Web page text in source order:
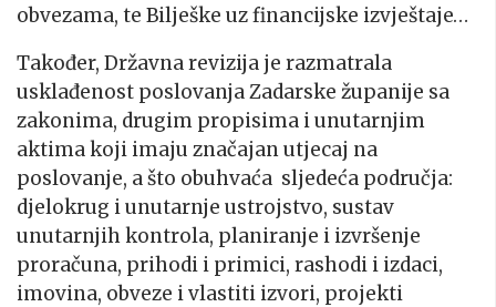
obvezama, te Bilješke uz financijske izvještaje…
Također, Državna revizija je razmatrala
usklađenost poslovanja Zadarske županije sa
zakonima, drugim propisima i unutarnjim
aktima koji imaju značajan utjecaj na
poslovanje, a što obuhvaća sljedeća područja:
djelokrug i unutarnje ustrojstvo, sustav
unutarnjih kontrola, planiranje i izvršenje
proračuna, prihodi i primici, rashodi i izdaci,
imovina, obveze i vlastiti izvori, projekti